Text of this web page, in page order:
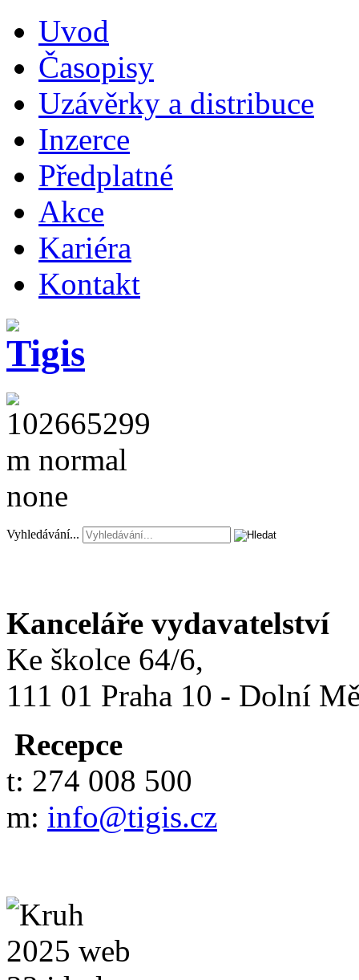
Uvod
Časopisy
Uzávěrky a distribuce
Inzerce
Předplatné
Akce
Kariéra
Kontakt
Vyhledávání...
Kanceláře vydavatelství
Ke školce 64/6,
111 01 Praha 10 - Dolní
Recepce
t: 274 008 500
m: info@tigis.cz